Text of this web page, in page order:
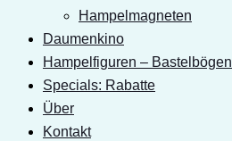
Hampelmagneten
Daumenkino
Hampelfiguren – Bastelbögen
Specials: Rabatte
Über
Kontakt